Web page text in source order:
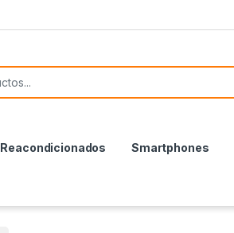
Reacondicionados Smartphones